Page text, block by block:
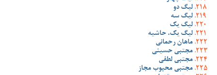
لیگ دو
لیگ سه
لیگ یک
لیگ یک، حاشیه
ماهان رحمانی
مجتبی حسینی
مجتبی لطفی
مجتبی محبوب مجاز